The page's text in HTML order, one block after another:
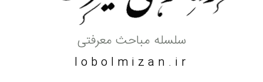
سلسله مباحث معرفتی
lobolmizan.ir